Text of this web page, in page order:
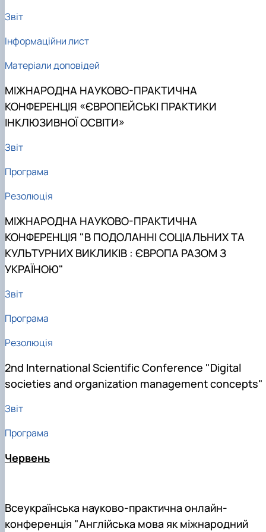
Звіт
Інформаційни лист
Матеріали доповідей
МІЖНАРОДНА НАУКОВО-ПРАКТИЧНА
КОНФЕРЕНЦІЯ «ЄВРОПЕЙСЬКІ ПРАКТИКИ
ІНКЛЮЗИВНОЇ ОСВІТИ»
Звіт
Програма
Резолюція
МІЖНАРОДНА НАУКОВО-ПРАКТИЧНА
КОНФЕРЕНЦІЯ "В ПОДОЛАННІ СОЦІАЛЬНИХ ТА
КУЛЬТУРНИХ ВИКЛИКІВ : ЄВРОПА РАЗОМ З
УКРАЇНОЮ"
Звіт
Програма
Резолюція
2nd International Scientific Conference "Digital
societies and organization management concepts"
Звіт
Програма
Червень
Всеукраїнська науково-практична онлайн-
конференція "Англійська мова як міжнародний